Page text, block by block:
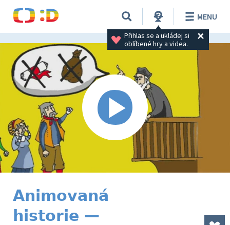
Přihlas se a ukládej si
oblíbené hry a videa.
MENU
Animovaná
historie —